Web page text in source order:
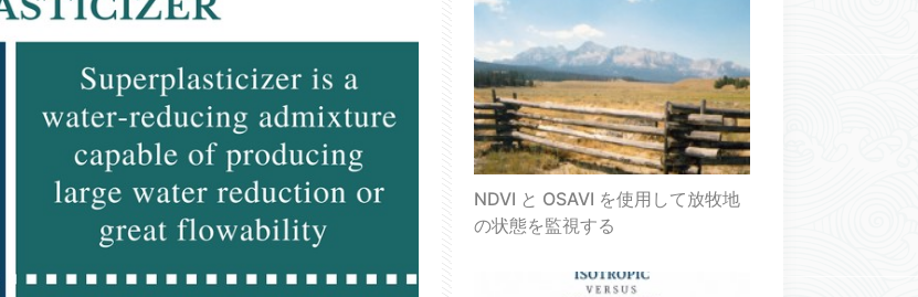
NDVI と OSAVI を使用して放牧地
の状態を監視する